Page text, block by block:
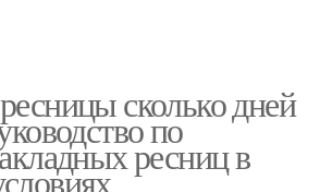
сколько дней
по
ресниц в